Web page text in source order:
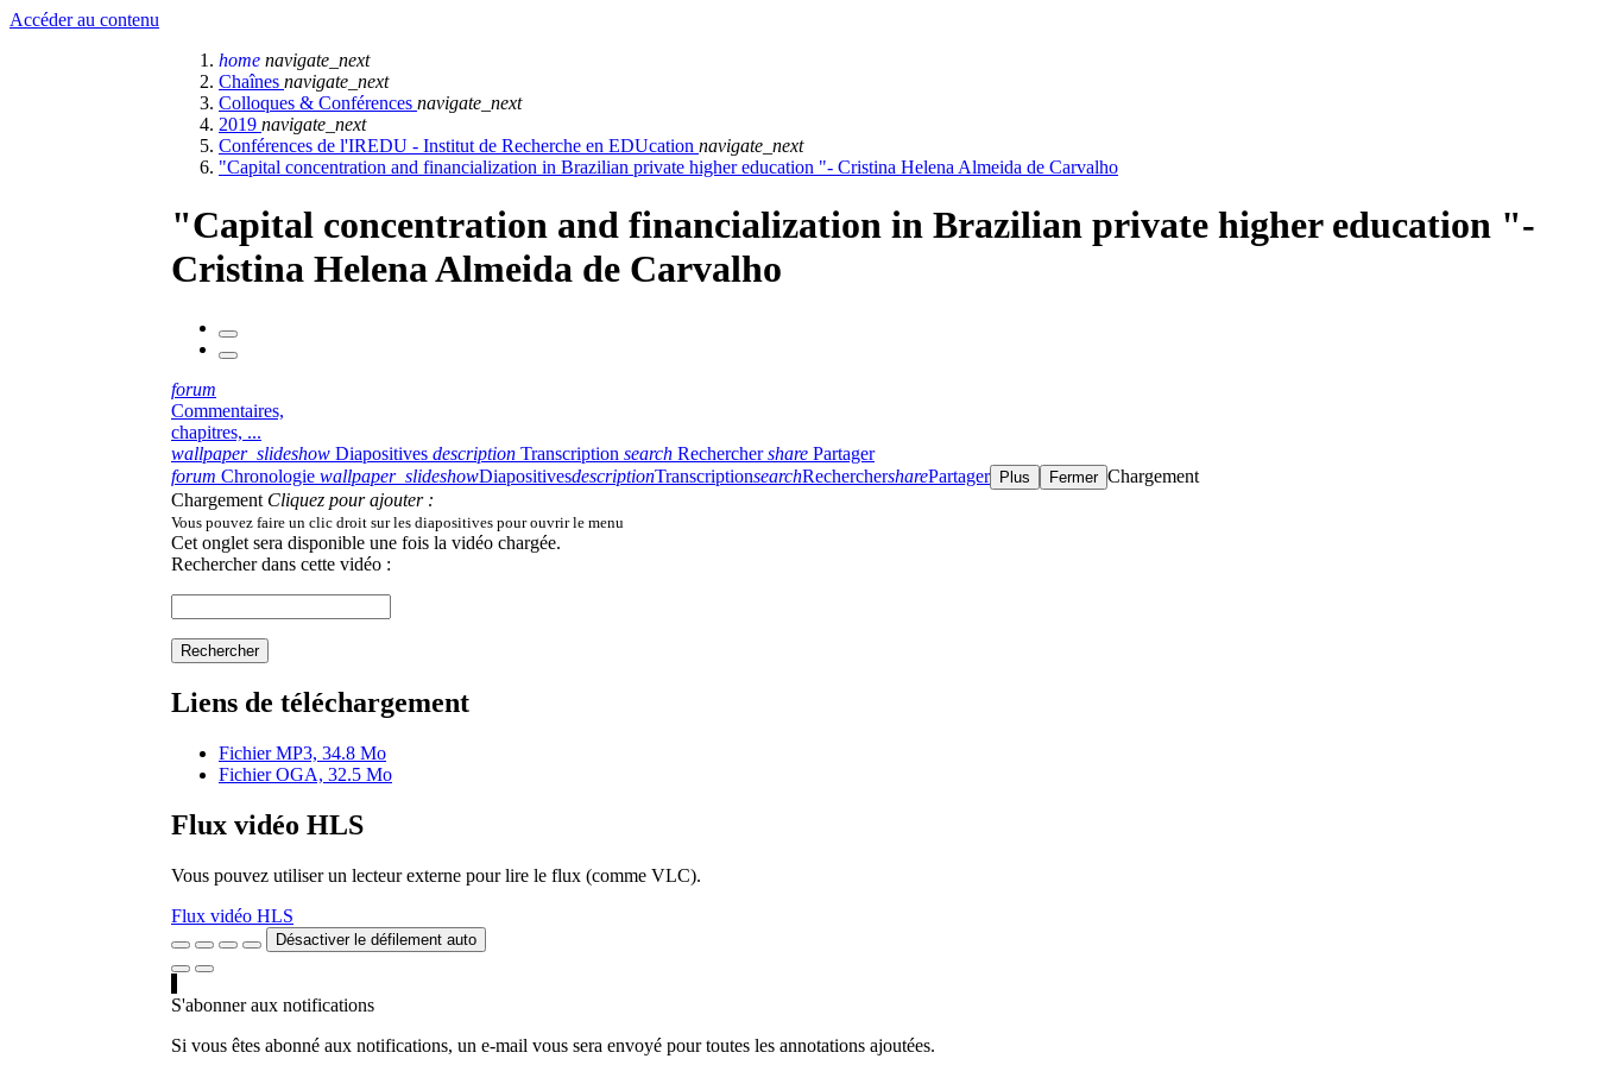
Accéder au contenu
home navigate_next
Chaînes navigate_next
Colloques & Conférences navigate_next
2019 navigate_next
Conférences de l'IREDU - Institut de Recherche en EDUcation navigate_next
"Capital concentration and financialization in Brazilian private higher education "- Cristina Helena Almeida de Carvalho
"Capital concentration and financialization in Brazilian private higher education "-
Cristina Helena Almeida de Carvalho
forum
Commentaires,
chapitres, ...
wallpaper_slideshow Diapositives description Transcription search Rechercher share Partager
forum Chronologie wallpaper_slideshowDiapositivesdescriptionTranscriptionsearchRecherchersharePartager Plus Fermer Chargement
Chargement Cliquez pour ajouter :
Vous pouvez faire un clic droit sur les diapositives pour ouvrir le menu
Cet onglet sera disponible une fois la vidéo chargée.
Rechercher dans cette vidéo :
Rechercher
Liens de téléchargement
Fichier MP3, 34.8 Mo
Fichier OGA, 32.5 Mo
Flux vidéo HLS
Vous pouvez utiliser un lecteur externe pour lire le flux (comme VLC).
Flux vidéo HLS
Désactiver le défilement auto
S'abonner aux notifications
Si vous êtes abonné aux notifications, un e-mail vous sera envoyé pour toutes les annotations ajoutées.